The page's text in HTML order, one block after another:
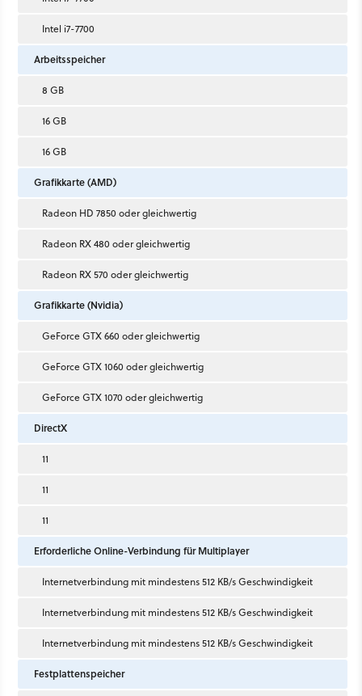
Intel i7-7700
Arbeitsspeicher
8 GB
16 GB
16 GB
Grafikkarte (AMD)
Radeon HD 7850 oder gleichwertig
Radeon RX 480 oder gleichwertig
Radeon RX 570 oder gleichwertig
Grafikkarte (Nvidia)
GeForce GTX 660 oder gleichwertig
GeForce GTX 1060 oder gleichwertig
GeForce GTX 1070 oder gleichwertig
DirectX
11
11
11
Erforderliche Online-Verbindung für Multiplayer
Internetverbindung mit mindestens 512 KB/s Geschwindigkeit
Internetverbindung mit mindestens 512 KB/s Geschwindigkeit
Internetverbindung mit mindestens 512 KB/s Geschwindigkeit
Festplattenspeicher